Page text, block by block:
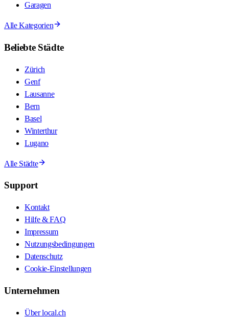
Garagen
Alle Kategorien
Beliebte Städte
Zürich
Genf
Lausanne
Bern
Basel
Winterthur
Lugano
Alle Städte
Support
Kontakt
Hilfe & FAQ
Impressum
Nutzungsbedingungen
Datenschutz
Cookie-Einstellungen
Unternehmen
Über local.ch